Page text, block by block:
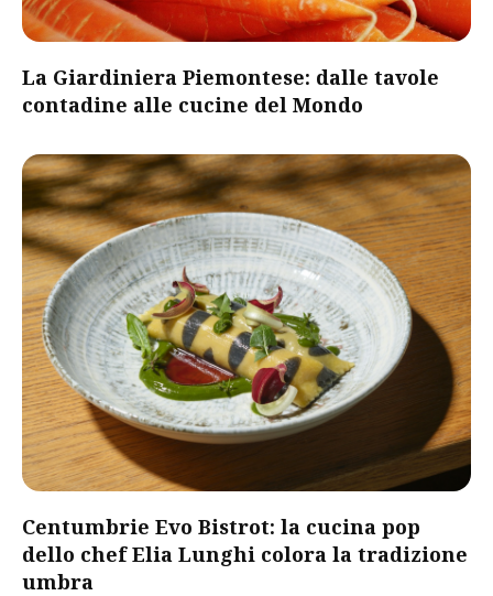
​La Giardiniera Piemontese: dalle tavole
contadine alle cucine del Mondo​
Centumbrie Evo Bistrot: la cucina pop
dello chef Elia Lunghi colora la tradizione
umbra